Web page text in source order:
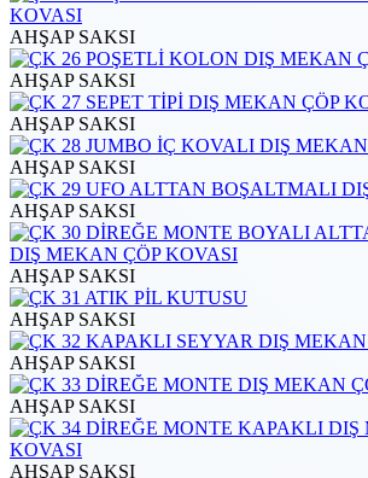
AHŞAP SAKSI
AHŞAP SAKSI
AHŞAP SAKSI
AHŞAP SAKSI
AHŞAP SAKSI
AHŞAP SAKSI
AHŞAP SAKSI
AHŞAP SAKSI
AHŞAP SAKSI
AHŞAP SAKSI